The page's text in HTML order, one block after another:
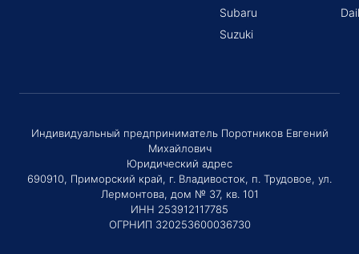
Subaru
Suzuki
Индивидуальный предприниматель Поротников Евгений
Михайлович
Юридический адрес
690910, Приморский край, г. Владивосток, п. Трудовое, ул.
Лермонтова, дом № 37, кв. 101
ИНН 253912117785
ОГРНИП 320253600036730